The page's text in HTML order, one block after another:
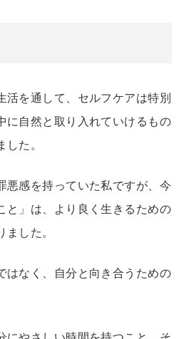
活を通して、 セルフケアは特別
に自然と 取り入れて いける もの
した。
悪感を持って いた私ですが、 今
と」 は、 より 良く生きる ための
ま した。
はなく、 自分 と 向き合う ための